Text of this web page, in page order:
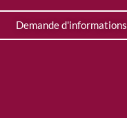
Demande d'informations